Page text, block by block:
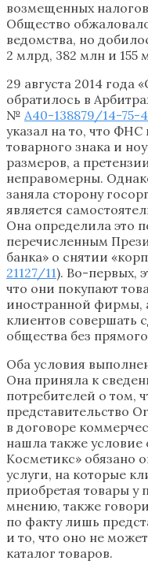
возмещенных
Общество
ведомства, но
2 млрд, 382 млн и 155
29 августа 2014
обратилось в
№ А40-138879/14-75-
указал на то, что
товарного знака и
размеров, а
неправомерны.
заняла сторону
является
Она определила это
перечисленным
банка» о снятии
21127/11). Во-первых,
что они покупают
иностранной фирмы,
клиентов совершать
общества без
Оба условия
Она приняла к
потребителей о том,
представительство
в договоре
нашла также
Косметикс» обязано
услуги, на которые
приобретая товары у
мнению, также
по факту лишь
и то, что оно не
каталог товаров.